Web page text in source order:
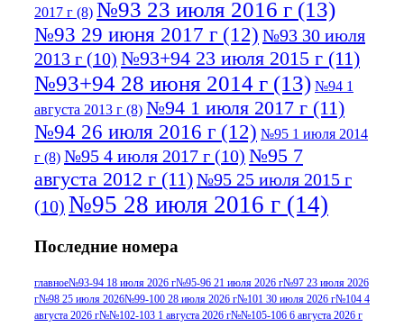
2017 г (8) №93 23 июля 2016 г (13)
№93 29 июня 2017 г (12) №93 30 июля
2013 г (10) №93+94 23 июля 2015 г (11)
№93+94 28 июня 2014 г (13) №94 1
августа 2013 г (8) №94 1 июля 2017 г (11)
№94 26 июля 2016 г (12) №95 1 июля 2014
г (8) №95 4 июля 2017 г (10) №95 7
августа 2012 г (11)№95 25 июля 2015 г
(10) №95 28 июля 2016 г (14)
июля 2017 г(11)№96 9 августа 2012
г(13) №96 28 июля 2015 г(9) №96+97 3
июля 2014 г(10)№96+97 30 июля
Последние номера
главное№93-94 18 июля 2026 г№95-96 21 июля 2026 г№97 23 июля 2026
г№98 25 июля 2026№99-100 28 июля 2026 г№101 30 июля 2026 г№104 4
августа 2026 г№№102-103 1 августа 2026 г№№105-106 6 августа 2026 г